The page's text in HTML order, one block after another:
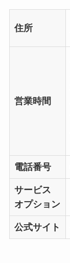
住所
営業時間
電話番号
サービス
オプション
公式サイト